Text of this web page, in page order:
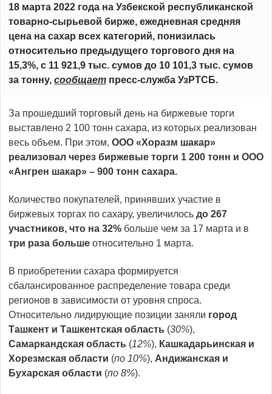
18 марта 2022 года на Узбекской республиканской
товарно-сырьевой бирже, ежедневная средняя
цена на сахар всех категорий, понизилась
относительно предыдущего торгового дня на
15,3%, с 11 921,9 тыс. сумов до 10 101,3 тыс. сумов
за тонну, сообщает пресс-служба УзРТСБ.
За прошедший торговый день на биржевые торги
выставлено 2 100 тонн сахара, из которых реализован
весь объем. При этом, ООО «Хоразм шакар»
реализовал через биржевые торги 1 200 тонн и ООО
«Ангрен шакар» – 900 тонн сахара.
Количество покупателей, принявших участие в
биржевых торгах по сахару, увеличилось до 267
участников, что на 32% больше чем за 17 марта и в
три раза больше относительно 1 марта.
В приобретении сахара формируется
сбалансированное распределение товара среди
регионов в зависимости от уровня спроса.
Относительно лидирующие позиции заняли город
Ташкент и Ташкентская область (30%),
Самаркандская область (12%), Кашкадарьинская и
Хорезмская области (по 10%), Андижанская и
Бухарская области (по 8%).